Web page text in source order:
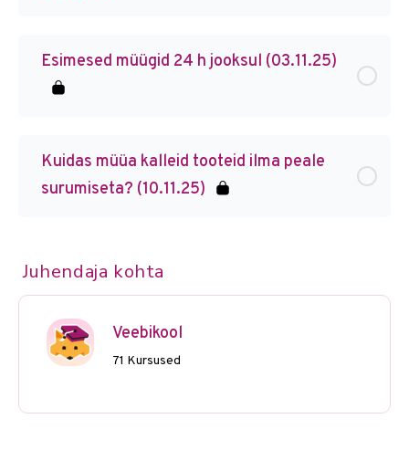
Esimesed müügid 24 h jooksul (03.11.25)
Kuidas müüa kalleid tooteid ilma peale
surumiseta? (10.11.25)
Juhendaja kohta
Veebikool
71 Kursused